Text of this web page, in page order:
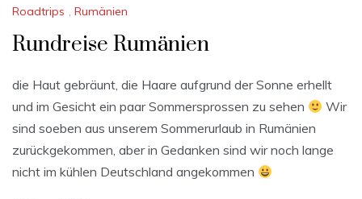
Roadtrips , Rumänien
Rundreise Rumänien
die Haut gebräunt, die Haare aufgrund der Sonne erhellt
und im Gesicht ein paar Sommersprossen zu sehen
Wir
sind soeben aus unserem Sommerurlaub in Rumänien
zurückgekommen, aber in Gedanken sind wir noch lange
nicht im kühlen Deutschland angekommen